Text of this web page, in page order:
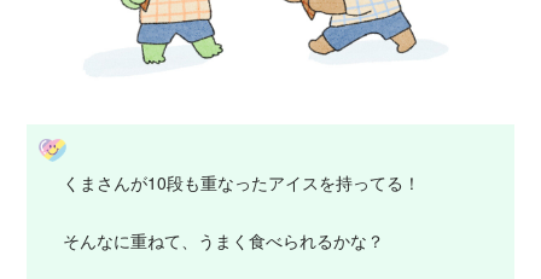
くまさんが10段も重なったアイスを持ってる！
そんなに重ねて、うまく食べられるかな？